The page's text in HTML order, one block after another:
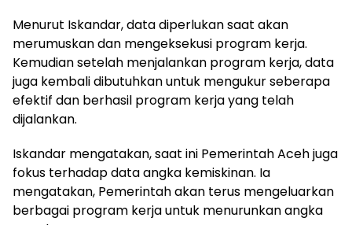
Menurut Iskandar, data diperlukan saat akan
merumuskan dan mengeksekusi program kerja.
Kemudian setelah menjalankan program kerja, data
juga kembali dibutuhkan untuk mengukur seberapa
efektif dan berhasil program kerja yang telah
dijalankan.
Iskandar mengatakan, saat ini Pemerintah Aceh juga
fokus terhadap data angka kemiskinan. Ia
mengatakan, Pemerintah akan terus mengeluarkan
berbagai program kerja untuk menurunkan angka